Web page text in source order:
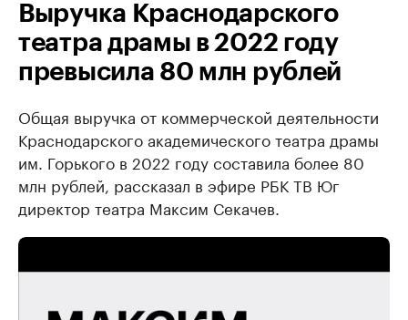
Выручка Краснодарского
театра драмы в 2022 году
превысила 80 млн рублей
Общая выручка от коммерческой деятельности
Краснодарского академического театра драмы
им. Горького в 2022 году составила более 80
млн рублей, рассказал в эфире РБК ТВ Юг
директор театра Максим Секачев.